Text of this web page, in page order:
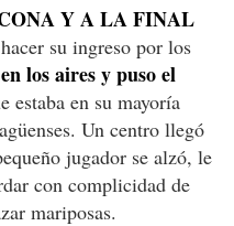
Y A LA FINAL
su ingreso por los
los aires y puso el
estaba en su mayoría
Un centro llegó
jugador se alzó, le
con complicidad de
mariposas.